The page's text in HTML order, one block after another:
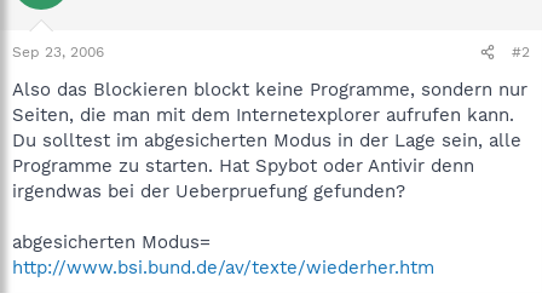
Sep 23, 2006 #2
Also das Blockieren blockt keine Programme, sondern nur
Seiten, die man mit dem Internetexplorer aufrufen kann.
Du solltest im abgesicherten Modus in der Lage sein, alle
Programme zu starten. Hat Spybot oder Antivir denn
irgendwas bei der Ueberpruefung gefunden?
abgesicherten Modus=
http://www.bsi.bund.de/av/texte/wiederher.htm